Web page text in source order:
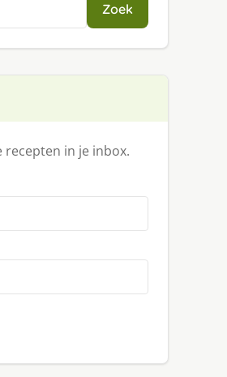
Zoek
recepten in je inbox.